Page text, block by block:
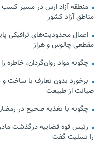
منطقه آزاد ارس در مسیر
مناطق آزاد کشور
اعمال محدودیت‌های ترافیکی
مقطعی چالوس و هراز
چگونه مواد روان‌گردان، خاطره
برخورد بدون تعارف با ساخت‌
صیانت از طبیعت
چگونه با تغذیه صحیح در
رئیس قوه قضاییه درگذشت مادر
را تسلیت گفت